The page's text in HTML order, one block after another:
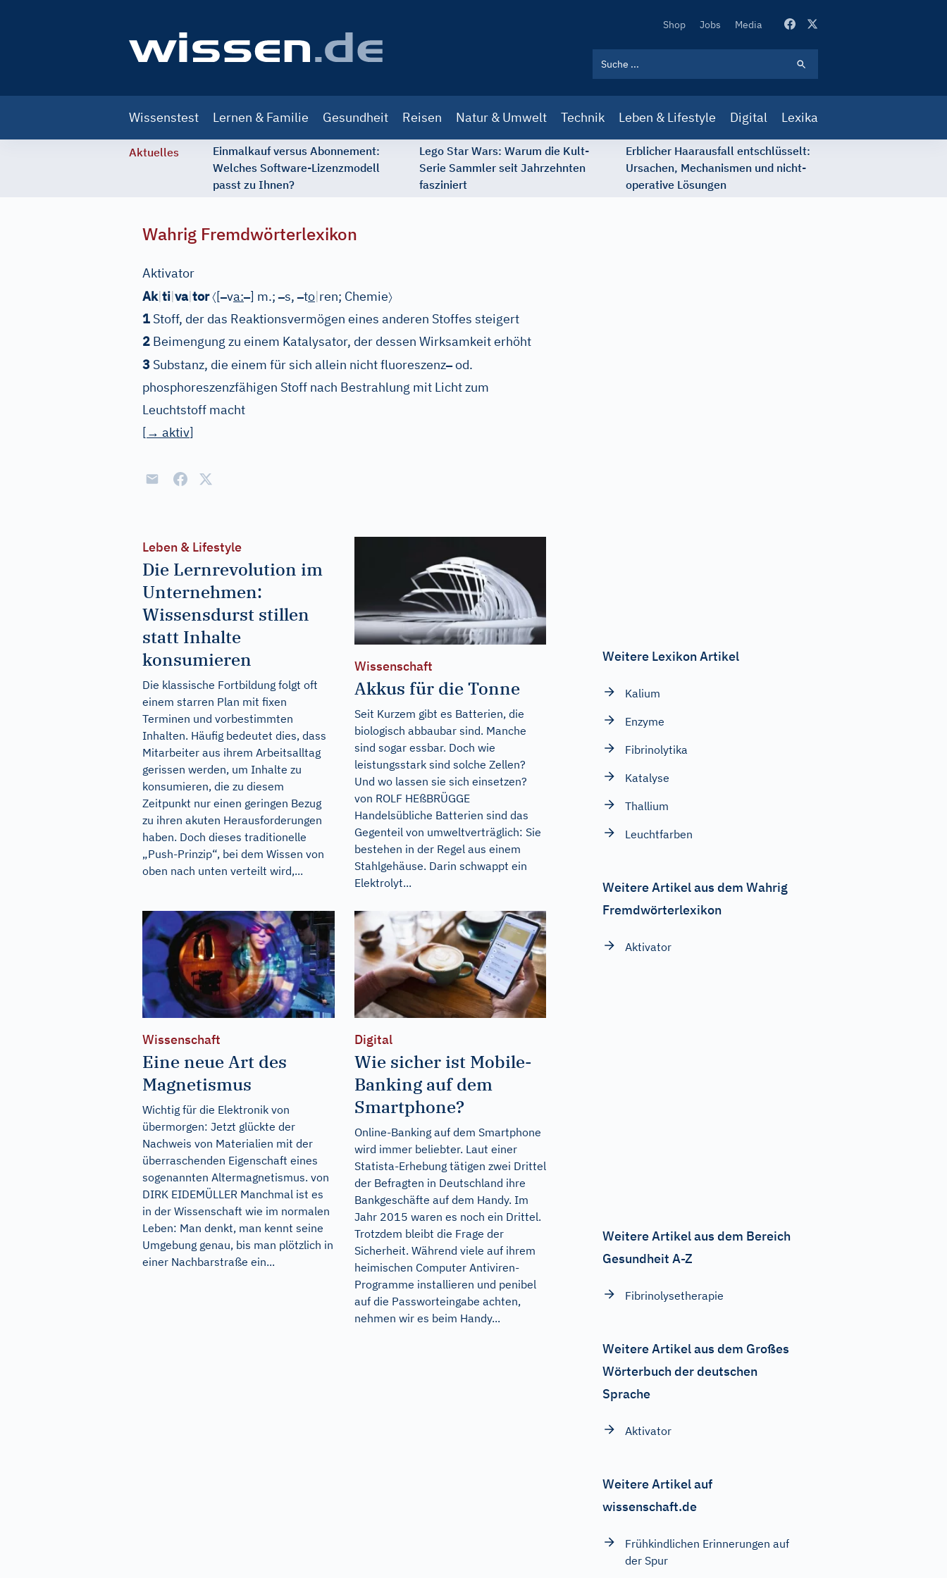
Secondary
Shop Jobs Media
navigation
Wissenstest Lernen & Familie Gesundheit Reisen Natur & Umwelt Technik Leben & Lifestyle Digital Lexika
Aktuelles
Einmalkauf versus Abonnement:
Welches Software-Lizenzmodell
passt zu Ihnen?
Lego Star Wars: Warum die Kult-
Serie Sammler seit Jahrzehnten
fasziniert
Erblicher Haarausfall entschlüsselt:
Ursachen, Mechanismen und nicht-
operative Lösungen
Wahrig Fremdwörterlexikon
Aktivator
Ak|ti|va|tor〈[–va:–] m.;–s,–to|ren; Chemie〉
1 Stoff, der das Reaktionsvermögen eines anderen Stoffes steigert
2 Beimengung zu einem Katalysator, der dessen Wirksamkeit erhöht
3 Substanz, die einem für sich allein nicht fluoreszenz–od.
phosphoreszenzfähigen Stoff nach Bestrahlung mit Licht zum
Leuchtstoff macht
[→ aktiv]
Leben & Lifestyle
Die Lernrevolution im
Unternehmen:
Wissensdurst stillen
statt Inhalte
konsumieren
Die klassische Fortbildung folgt oft
einem starren Plan mit fixen
Terminen und vorbestimmten
Inhalten. Häufig bedeutet dies, dass
Mitarbeiter aus ihrem Arbeitsalltag
gerissen werden, um Inhalte zu
konsumieren, die zu diesem
Zeitpunkt nur einen geringen Bezug
zu ihren akuten Herausforderungen
haben. Doch dieses traditionelle
„Push-Prinzip“, bei dem Wissen von
oben nach unten verteilt wird,...
Wissenschaft
Akkus für die Tonne
Seit Kurzem gibt es Batterien, die
biologisch abbaubar sind. Manche
sind sogar essbar. Doch wie
leistungsstark sind solche Zellen?
Und wo lassen sie sich einsetzen?
von ROLF HEßBRÜGGE
Handelsübliche Batterien sind das
Gegenteil von umweltverträglich: Sie
bestehen in der Regel aus einem
Stahlgehäuse. Darin schwappt ein
Elektrolyt...
Wissenschaft
Eine neue Art des
Magnetismus
Wichtig für die Elektronik von
übermorgen: Jetzt glückte der
Nachweis von Materialien mit der
überraschenden Eigenschaft eines
sogenannten Altermagnetismus. von
DIRK EIDEMÜLLER Manchmal ist es
in der Wissenschaft wie im normalen
Leben: Man denkt, man kennt seine
Umgebung genau, bis man plötzlich in
einer Nachbarstraße ein...
Digital
Wie sicher ist Mobile-
Banking auf dem
Smartphone?
Online-Banking auf dem Smartphone
wird immer beliebter. Laut einer
Statista-Erhebung tätigen zwei Drittel
der Befragten in Deutschland ihre
Bankgeschäfte auf dem Handy. Im
Jahr 2015 waren es noch ein Drittel.
Trotzdem bleibt die Frage der
Sicherheit. Während viele auf ihrem
heimischen Computer Antiviren-
Programme installieren und penibel
auf die Passworteingabe achten,
nehmen wir es beim Handy...
Weitere Lexikon Artikel
Kalium
Enzyme
Fibrinolytika
Katalyse
Thallium
Leuchtfarben
Weitere Artikel aus dem Wahrig
Fremdwörterlexikon
Aktivator
Weitere Artikel aus dem Bereich
Gesundheit A-Z
Fibrinolysetherapie
Weitere Artikel aus dem Großes
Wörterbuch der deutschen
Sprache
Aktivator
Weitere Artikel auf
wissenschaft.de
Frühkindlichen Erinnerungen auf
der Spur